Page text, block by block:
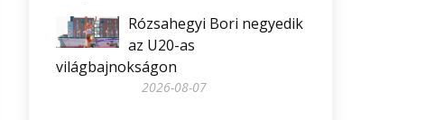
Rózsahegyi Bori negyedik
az U20-as
világbajnokságon
2026-08-07